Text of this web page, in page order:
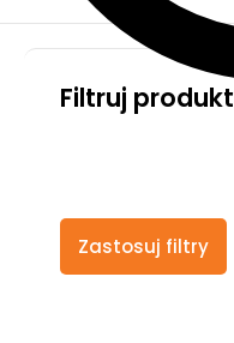
Filtruj
Zastosuj filtry